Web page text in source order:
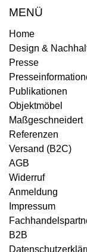
MENÜ
Home
Design &
Presse
Publikationen
Objektmöbel
Maßgeschneidert
Referenzen
Versand (B2C)
AGB
Widerruf
Anmeldung
Impressum
B2B